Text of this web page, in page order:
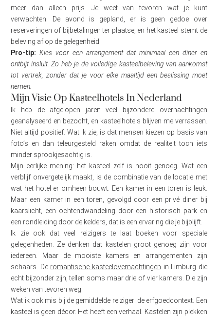
meer dan alleen prijs. Je weet van tevoren wat je kunt
verwachten. De avond is gepland, er is geen gedoe over
reserveringen of bijbetalingen ter plaatse, en het kasteel stemt de
beleving af op de gelegenheid.
Pro-tip: Kies voor een arrangement dat minimaal een diner en
ontbijt insluit. Zo heb je de volledige kasteelbeleving van aankomst
tot vertrek, zonder dat je voor elke maaltijd een beslissing moet
nemen.
Mijn Visie Op Kasteelhotels In Nederland
Ik heb de afgelopen jaren veel bijzondere overnachtingen
geanalyseerd en bezocht, en kasteelhotels blijven me verrassen.
Niet altijd positief. Wat ik zie, is dat mensen kiezen op basis van
foto’s en dan teleurgesteld raken omdat de realiteit toch iets
minder sprookjesachtig is.
Mijn eerlijke mening: het kasteel zelf is nooit genoeg. Wat een
verblijf onvergetelijk maakt, is de combinatie van de locatie met
wat het hotel er omheen bouwt. Een kamer in een toren is leuk.
Maar een kamer in een toren, gevolgd door een privé diner bij
kaarslicht, een ochtendwandeling door een historisch park en
een rondleiding door de kelders, dat is een ervaring die je bijblijft.
Ik zie ook dat veel reizigers te laat boeken voor speciale
gelegenheden. Ze denken dat kastelen groot genoeg zijn voor
iedereen. Maar de mooiste kamers en arrangementen zijn
schaars. De romantische kasteelovernachtingen in Limburg die
echt bijzonder zijn, tellen soms maar drie of vier kamers. Die zijn
weken van tevoren weg.
Wat ik ook mis bij de gemiddelde reiziger: de erfgoedcontext. Een
kasteel is geen décor. Het heeft een verhaal. Kastelen zijn plekken